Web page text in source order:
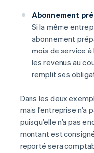
Abonnement
Si la même
abonnement
mois de service à
les revenus au
remplit ses
Dans les deux
mais l’entreprise n’a
puisqu’elle n’a pas
montant est
reporté sera